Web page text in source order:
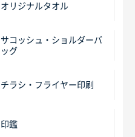
オリジナルタオル
サコッシュ・ショルダーバ
ッグ
チラシ・フライヤー印刷
印鑑